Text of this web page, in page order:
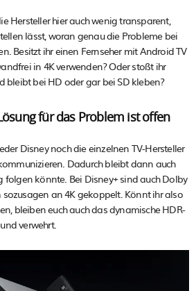
Hersteller hier auch wenig transparent,
lässt, woran genau die Probleme bei
Besitzt ihr einen Fernseher mit Android TV
in 4K verwenden? Oder stoßt ihr
bleibt bei HD oder gar bei SD kleben?
für das Problem ist offen
Disney noch die einzelnen TV-Hersteller
Dadurch bleibt dann auch
folgen könnte. Bei Disney+ sind auch Dolby
an 4K gekoppelt. Könnt ihr also
bleiben euch auch das dynamische HDR-
verwehrt.